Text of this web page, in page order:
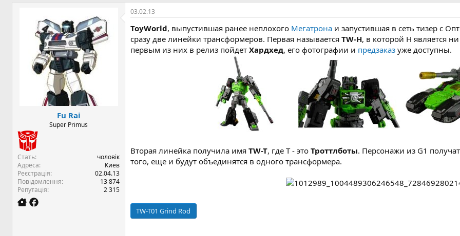
в
о
р
е
н
н
я
Fu Rai
Super Primus
Стать
чоловік
Адреса
Киев
Реєстрація
02.04.13
Повідомлення
13 874
Репутація
2 315
03.02.13
ToyWorld, выпустившая ранее неплохого Мегатрона и запустившая в сеть тизер с
сразу две линейки трансформеров. Первая называетсяTW-H, в которой H является
первым из них в релиз пойдетХардхед, его фотографии и предзаказ уже доступны.
Вторая линейка получила имяTW-T, где T - этоТроттлботы. Персонажи из G1
того, еще и будут объединятся в одного трансформера.
TW-T01 Grind Rod